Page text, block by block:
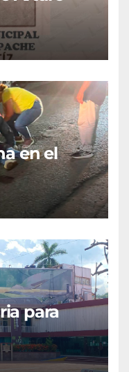
en el
para
y